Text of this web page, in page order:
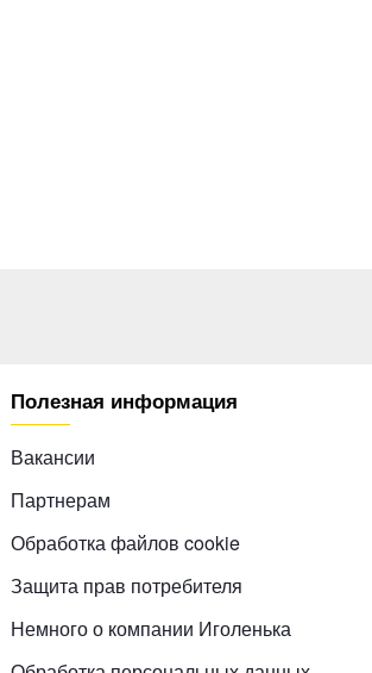
Полезная информация
Вакансии
Партнерам
Обработка файлов cookie
Защита прав потребителя
Немного о компании Иголенька